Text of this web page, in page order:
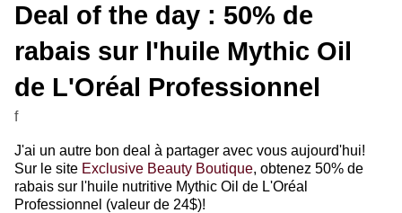
Deal of the day : 50% de
rabais sur l'huile Mythic Oil
de L'Oréal Professionnel
f
J'ai un autre bon deal à partager avec vous aujourd'hui!
Sur le site Exclusive Beauty Boutique, obtenez 50% de
rabais sur l'huile nutritive Mythic Oil de L'Oréal
Professionnel (valeur de 24$)!